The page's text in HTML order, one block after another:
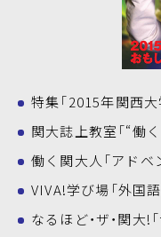
特集「2015年関西
関大誌上教室「“働
働く関大人「アドベ
VIVA!学び場「外国
なるほど・ザ・関大!